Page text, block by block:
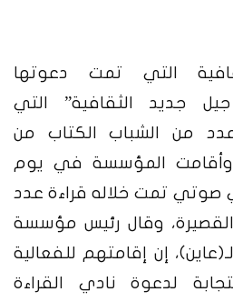
التي تمت دعوتها
جديد الثقافية” التي
من الشباب الكتاب من
وأقامت المؤسسة في يوم
صوتي تمت خلاله قراءة عدد
وقال رئيس مؤسسة
إن إقامتهم للفعالية
لدعوة نادي القراءة